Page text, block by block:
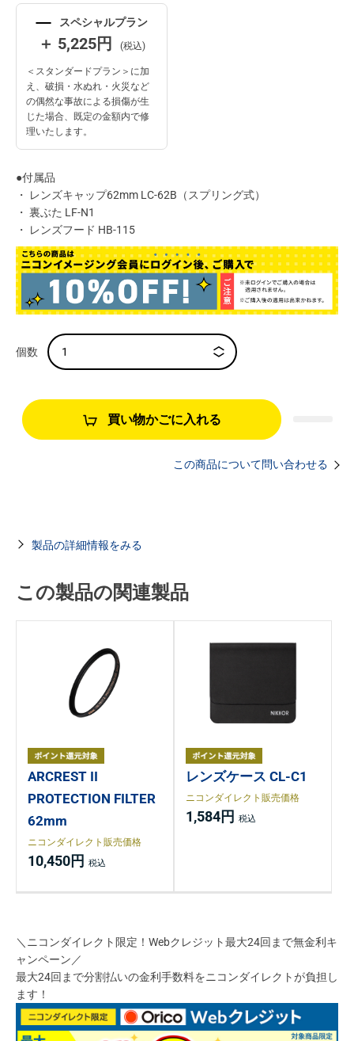
スペシャルプラン
＋ 5,225円 (税込)
＜スタンダードプラン＞に加
え、破損・水ぬれ・火災など
の偶然な事故による損傷が生
じた場合、既定の金額内で修
理いたします。
買い物かごに入れる
●付属品
・ レンズキャップ62mm LC-62B（スプリング式）
・ 裏ぶた LF-N1
・ レンズフード HB-115
この商品について問い合わせる
製品の詳細情報をみる
この製品の関連製品
ARCREST II
PROTECTION FILTER
62mm
ニコンダイレクト販売価格
10,450円
レンズケース CL-C1
ニコンダイレクト販売価格
1,584円
＼ニコンダイレクト限定！Webクレジット最大24回まで無金利キ
ャンペーン／
最大24回まで分割払いの金利手数料をニコンダイレクトが負担し
ます！